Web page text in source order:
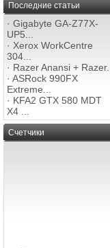
Последние статьи
· Gigabyte GA-Z77X-
UP5...
· Xerox WorkCentre
304...
· Razer Anansi + Razer...
· ASRock 990FX
Extreme...
· KFA2 GTX 580 MDT
X4 ...
Счетчики